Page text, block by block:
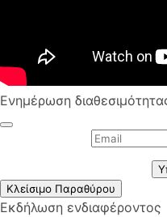
Ενημέρωση
Κλείσιμο Παραθύρου
Εκδήλωση ενδιαφέροντος